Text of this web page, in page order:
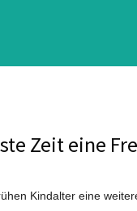
Zeit eine
Kindalter eine